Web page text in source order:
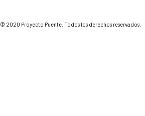
© 2020 Proyecto Puente. Todos los derechos reservados.